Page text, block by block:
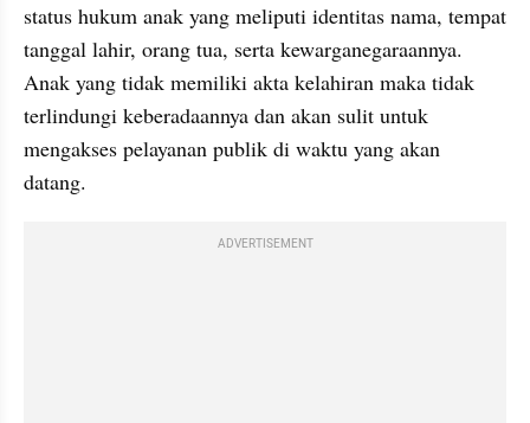
status hukum anak yang meliputi identitas nama, tempat
tanggal lahir, orang tua, serta kewarganegaraannya.
Anak yang tidak memiliki akta kelahiran maka tidak
terlindungi keberadaannya dan akan sulit untuk
mengakses pelayanan publik di waktu yang akan
datang.
ADVERTISEMENT